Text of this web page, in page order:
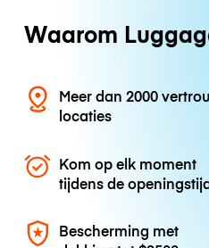
Waarom
Meer dan 2000
locaties
Kom op elk moment
tijdens de
Bescherming met